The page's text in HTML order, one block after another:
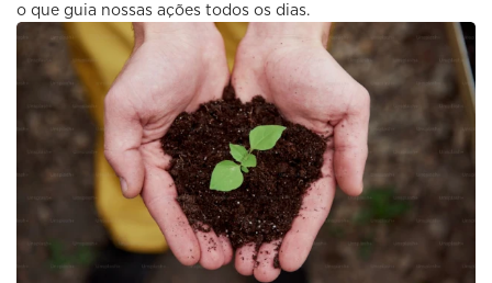
o que guia nossas ações todos os dias.